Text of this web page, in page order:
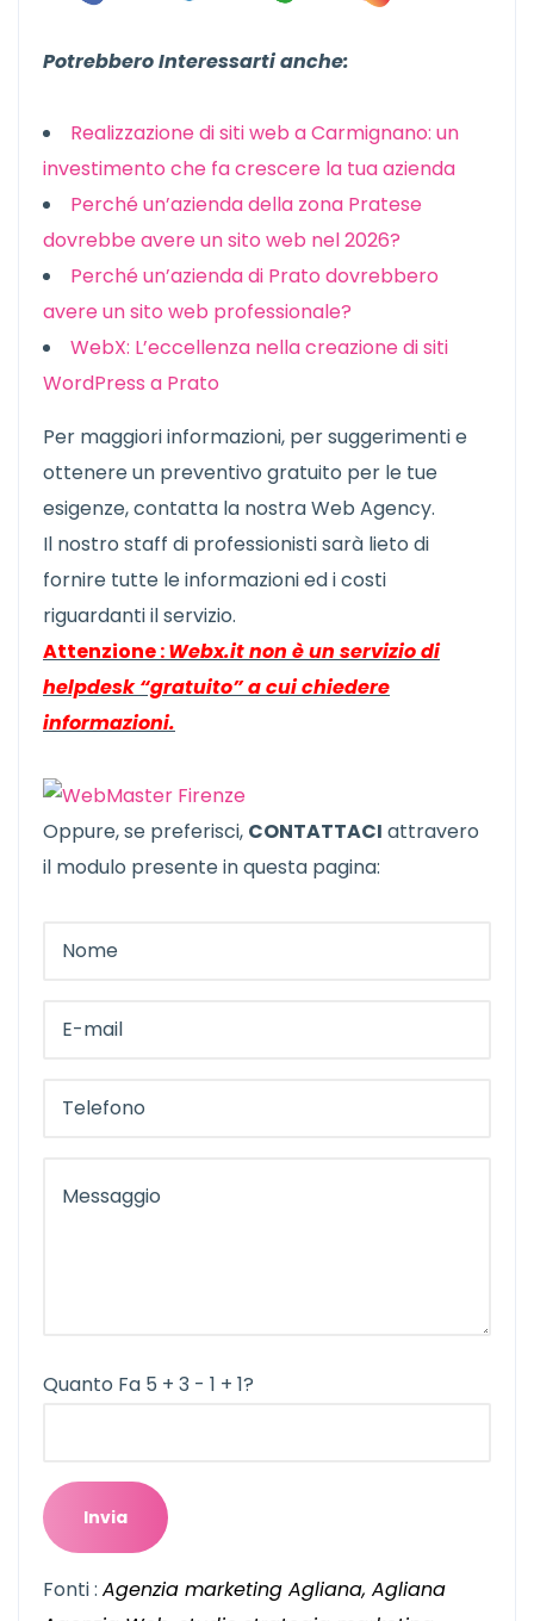
Potrebbero Interessarti anche:
Realizzazione di siti web a Carmignano: un
investimento che fa crescere la tua azienda
Perché un’azienda della zona Pratese
dovrebbe avere un sito web nel 2026?
Perché un’azienda di Prato dovrebbero
avere un sito web professionale?
WebX: L’eccellenza nella creazione di siti
WordPress a Prato
Per maggiori informazioni, per suggerimenti e
ottenere un preventivo gratuito per le tue
esigenze, contatta la nostra Web Agency.
Il nostro staff di professionisti sarà lieto di
fornire tutte le informazioni ed i costi
riguardanti il servizio.
Attenzione :Webx.it non è un servizio di
helpdesk “gratuito” a cui chiedere
informazioni.
Oppure, se preferisci, CONTATTACI attravero
il modulo presente in questa pagina:
Quanto Fa 5 + 3 - 1 + 1?
Fonti : Agenzia marketing Agliana, Agliana